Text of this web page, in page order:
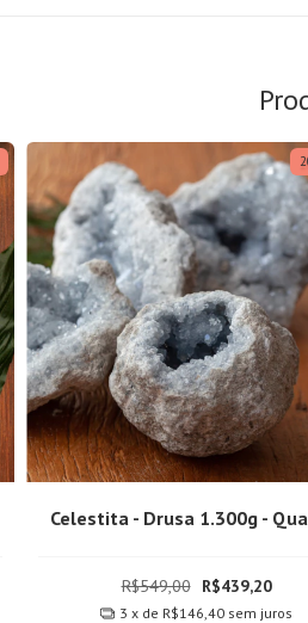
Celestita - Drusa 1.300g -
R$549,00 R$439,20
3 x de R$146,40 sem juros